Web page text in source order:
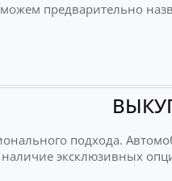
предварительно
подхода.
наличие эксклюзивных